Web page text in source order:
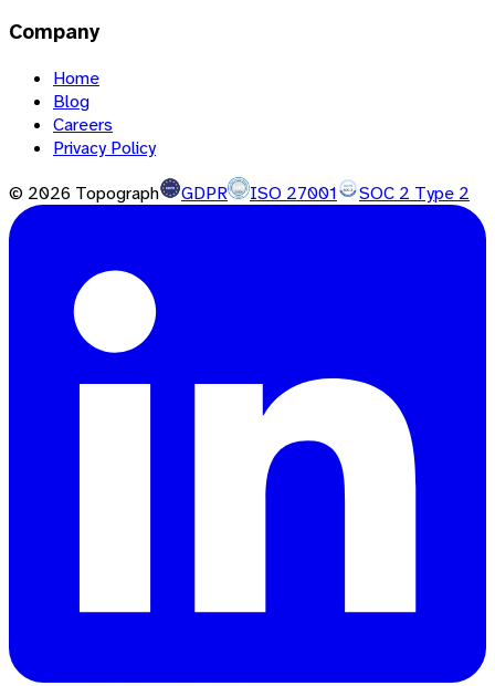
Company
Home
Blog
Careers
Privacy Policy
© 2026 Topograph GDPR ISO 27001 SOC 2 Type 2